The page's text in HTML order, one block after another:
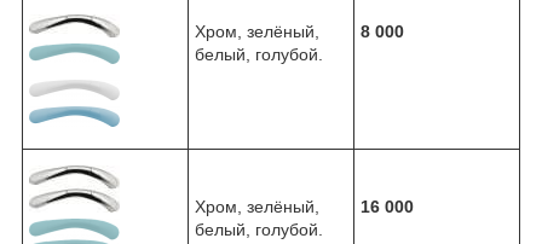
Хром, зелёный,
белый, голубой.
8 000
Хром, зелёный,
белый, голубой.
16 000